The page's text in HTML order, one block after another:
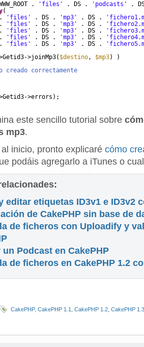
. 'files' . DS . 'podcasts'
.
(
. 'files' . DS . 'mp3' . DS .
. 'files' . DS . 'mp3' . DS .
. 'files' . DS . 'mp3' . DS .
. 'files' . DS . 'mp3' . DS .
. 'files' . DS . 'mp3' . DS .
>joinMp3( $destino, $mp3) )
correctamente
>errors);
este sencillo tutorial sobre
mp3.
inicio, pronto explicaré cómo
podáis agregarlo a iTunes o
editar etiquetas ID3v1 e ID3v2
de CakePHP sin base de
de ficheros con Uploadify y
un Podcast en CakePHP
de ficheros en CakePHP 1.2
CakePHP, CakePHP 1.1 CakePHP 1.2 CakePHP 1.3